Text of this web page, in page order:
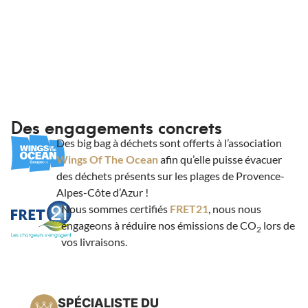
Des engagements concrets
Des big bag à déchets sont offerts à l’association
Wings Of The Oceanafin qu’elle puisse évacuer
des déchets présents sur les plages de Provence-
Alpes-Côte d’Azur !
Nous sommes certifiés FRET21, nous nous
engageons à réduire nos émissions de CO2lors de
vos livraisons.
SPÉCIALISTE DU